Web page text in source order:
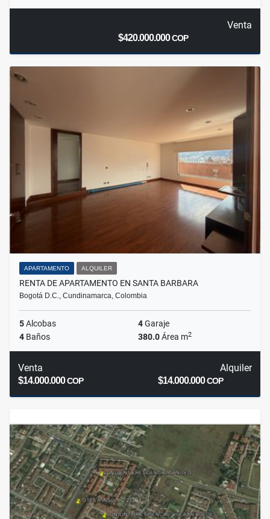
Venta
$420.000.000COP
APARTAMENTO ALQUILER
RENTA DE APARTAMENTO EN SANTA BARBARA
Bogotá D.C., Cundinamarca, Colombia
5Alcobas 4Garaje
4 Baños 380.0Área m2
Venta
$14.000.000COP
Alquiler
$14.000.000COP